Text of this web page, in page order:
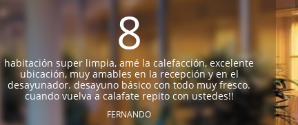
8
habitación super limpia, amé la calefacción, excelente
ubicación, muy amables en la recepción y en el
desayunador. desayuno básico con todo muy fresco.
cuando vuelva a calafate repito con ustedes!!
FERNANDO